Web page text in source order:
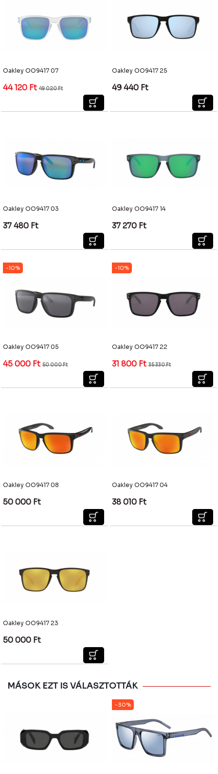
Oakley OO9417 07
44 120 Ft 49 020Ft
Oakley OO9417 25
49 440 Ft
Oakley OO9417 03
37 480 Ft
Oakley OO9417 14
37 270 Ft
-10%
Oakley OO9417 05
45 000 Ft 50 000Ft
-10%
Oakley OO9417 22
31 800 Ft 35 330Ft
Oakley OO9417 08
50 000 Ft
Oakley OO9417 04
38 010 Ft
Oakley OO9417 23
50 000 Ft
MÁSOK EZT IS VÁLASZTOTTÁK
-30%